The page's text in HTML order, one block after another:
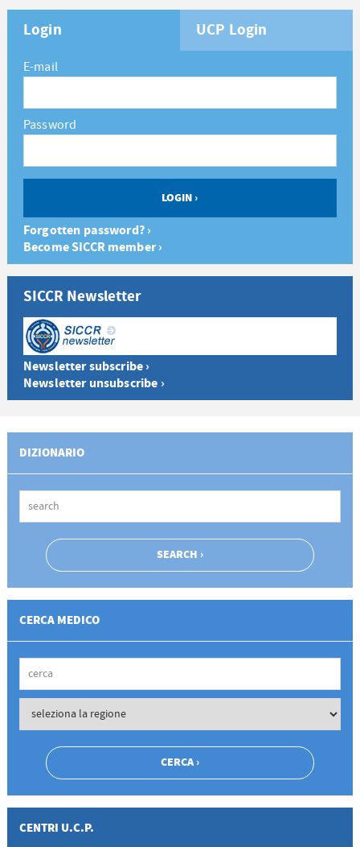
Login UCP Login
E-mail
Password
Forgotten password? ›
Become SICCR member ›
SICCR Newsletter
Newsletter subscribe ›
Newsletter unsubscribe ›
DIZIONARIO
CERCA MEDICO
CENTRI U.C.P.